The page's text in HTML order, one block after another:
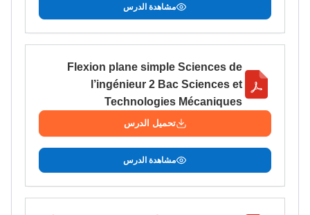
مشاهدة الدرس
Flexion plane simple Sciences de
l’ingénieur 2 Bac Sciences et
Technologies Mécaniques
تحميل الدرس
مشاهدة الدرس